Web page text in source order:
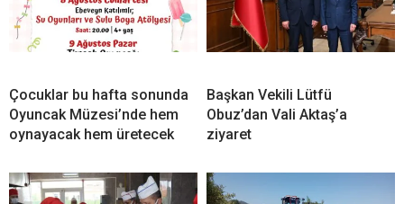
Çocuklar bu hafta sonunda
Oyuncak Müzesi’nde hem
oynayacak hem üretecek
Başkan Vekili Lütfü
Obuz’dan Vali Aktaş’a
ziyaret